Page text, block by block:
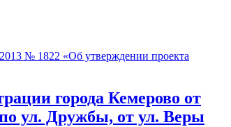
№ 1822 «Об утверждении проекта
города Кемерово от
ул. Дружбы, от ул. Веры